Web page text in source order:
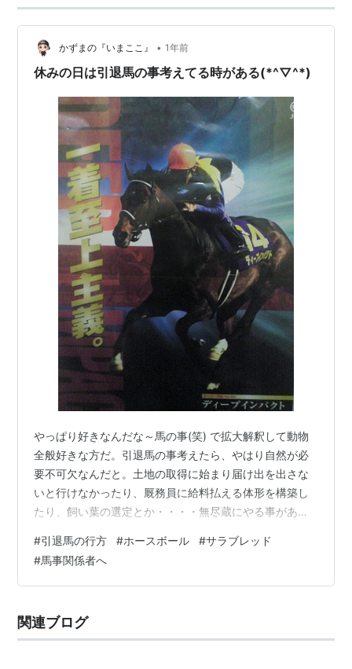
かずまの『いまここ』 • 1年前
休みの日は引退馬の事考えてる時がある(*^▽^*)
やっぱり好きなんだな～馬の事(笑) で拡大解釈して動物
全般好きな方だ。引退馬の事考えたら、やはり自然が必
要不可欠なんだと。土地の取得に始まり届け出を出さな
いと行けなかったり、厩務員に給料払える体形を構築し
たり、飼い葉の選定とか・・・・無尽蔵にやる事があ
ドキャリア １，ホースセラピー ２，ホーストレッキング
（それ以外だと、観光地、小学校とか中学校での乗馬体
験とか競馬場の誘導場、研究材料、献体、食肉（動物園
提として不特定多数の人間になじめるか？暴れないか？
ケガさせられないか？多岐に渡る適正を見極…
#引退馬の行方 #ホースボール #サラブレッド
#馬事関係者へ
関連ブログ